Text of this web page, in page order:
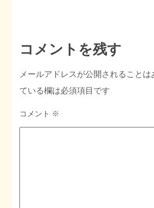
コメントを残す
メールアドレスが公開されることは
ている欄は必須項目です
コメント ※